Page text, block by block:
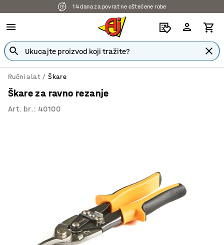
14 dana za povrat ne oštećene robe
Ručni alat Škare
Škare za ravno rezanje
Art. br.: 40100